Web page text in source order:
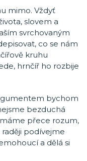
mimo. Vždyť
slovem a
svrchovaným
co se nám
kruhu
hrnčíř ho rozbije
bychom
bezduchá
přece rozum,
podívejme
a dělá si